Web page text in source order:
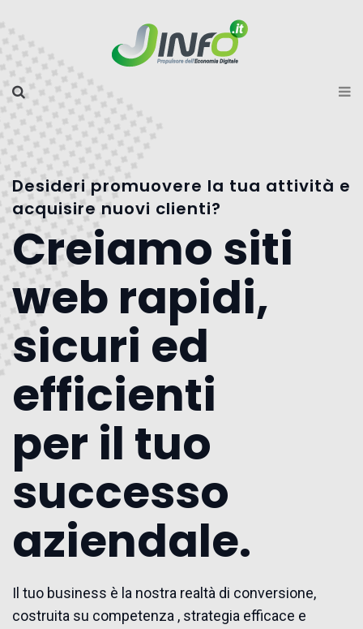
Desideri promuovere la tua attività e
acquisire nuovi clienti?
Creiamo siti
web rapidi,
sicuri ed
efficienti
per il tuo
successo
aziendale.
Il tuo business è la nostra realtà di conversione,
costruita su competenza , strategia efficace e